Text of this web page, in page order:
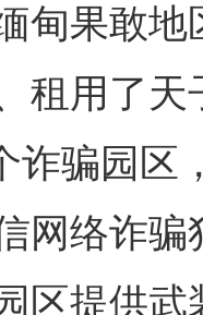
甸果敢
租用了
诈骗园区
网络诈
区提供武